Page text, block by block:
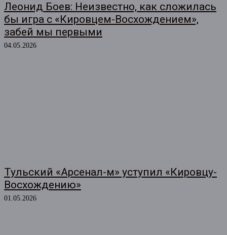
Леонид Боев: Неизвестно, как сложилась
бы игра с «Кировцем-Восхождением»,
забей мы первыми
04.05.2026
Тульский «Арсенал-м» уступил «Кировцу-
Восхождению»
01.05.2026